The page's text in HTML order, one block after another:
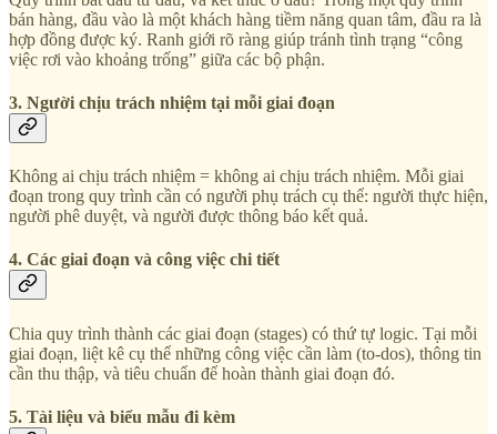
bán hàng, đầu vào là một khách hàng tiềm năng quan tâm, đầu ra là
hợp đồng được ký. Ranh giới rõ ràng giúp tránh tình trạng “công
việc rơi vào khoảng trống” giữa các bộ phận.
3. Người chịu trách nhiệm tại mỗi giai đoạn
Không ai chịu trách nhiệm = không ai chịu trách nhiệm. Mỗi giai
đoạn trong quy trình cần có người phụ trách cụ thể: người thực hiện,
người phê duyệt, và người được thông báo kết quả.
4. Các giai đoạn và công việc chi tiết
Chia quy trình thành các giai đoạn (stages) có thứ tự logic. Tại mỗi
giai đoạn, liệt kê cụ thể những công việc cần làm (to-dos), thông tin
cần thu thập, và tiêu chuẩn để hoàn thành giai đoạn đó.
5. Tài liệu và biểu mẫu đi kèm